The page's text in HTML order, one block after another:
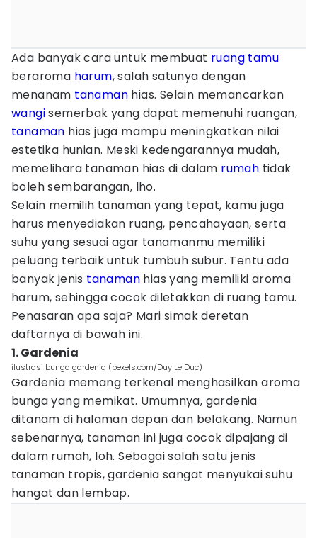
Ada banyak cara untuk membuat ruang tamu
beraroma harum, salah satunya dengan
menanam tanaman hias. Selain memancarkan
wangisemerbak yang dapat memenuhi ruangan,
tanaman hias juga mampu meningkatkan nilai
estetika hunian. Meski kedengarannya mudah,
memelihara tanaman hias di dalam rumah tidak
boleh sembarangan, lho.
Selain memilih tanaman yang tepat, kamu juga
harus menyediakan ruang, pencahayaan, serta
suhu yang sesuai agar tanamanmu memiliki
peluang terbaik untuk tumbuh subur. Tentu ada
banyak jenis tanaman hias yang memiliki aroma
harum, sehingga cocok diletakkan di ruang tamu.
Penasaran apa saja? Mari simak deretan
daftarnya di bawah ini.
1. Gardenia
ilustrasi bunga gardenia (pexels.com/Duy Le Duc)
Gardenia memang terkenal menghasilkan aroma
bunga yang memikat. Umumnya, gardenia
ditanam di halaman depan dan belakang. Namun
sebenarnya, tanaman ini juga cocok dipajang di
dalam rumah, loh. Sebagai salah satu jenis
tanaman tropis, gardenia sangat menyukai suhu
hangat dan lembap.